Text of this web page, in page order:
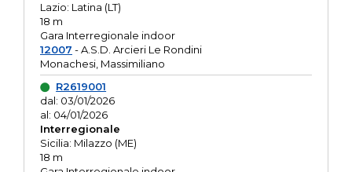
Lazio: Latina (LT)
18 m
Gara Interregionale indoor
12007 - A.S.D. Arcieri Le Rondini
Monachesi, Massimiliano
R2619001
dal: 03/01/2026
al: 04/01/2026
Interregionale
Sicilia: Milazzo (ME)
18 m